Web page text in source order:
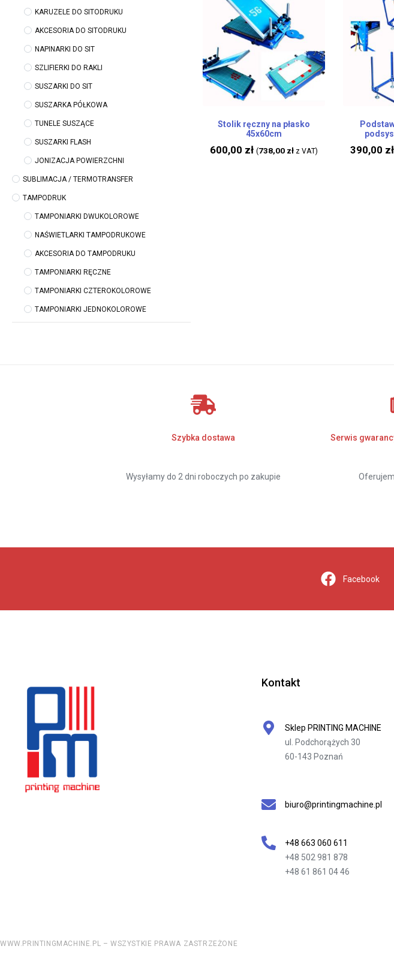
KARUZELE DO SITODRUKU
AKCESORIA DO SITODRUKU
NAPINARKI DO SIT
SZLIFIERKI DO RAKLI
SUSZARKI DO SIT
SUSZARKA PÓŁKOWA
TUNELE SUSZĄCE
SUSZARKI FLASH
JONIZACJA POWIERZCHNI
SUBLIMACJA / TERMOTRANSFER
TAMPODRUK
TAMPONIARKI DWUKOLOROWE
NAŚWIETLARKI TAMPODRUKOWE
AKCESORIA DO TAMPODRUKU
TAMPONIARKI RĘCZNE
TAMPONIARKI CZTEROKOLOROWE
TAMPONIARKI JEDNOKOLOROWE
Stolik ręczny na płasko
45x60cm
600,00 zł (738,00 złz VAT) 390,00 zł
Szybka dostawa
Wysyłamy do 2 dni roboczych po zakupie
Serwis
Facebook
Kontakt
Sklep PRINTING MACHINE
ul. Podchorążych 30
60-143 Poznań
biuro@printingmachine.pl
+48 663 060 611
+48 502 981 878
+48 61 861 04 46
WWW.PRINTINGMACHINE.PL – WSZYSTKIE PRAWA ZASTRZEŻONE